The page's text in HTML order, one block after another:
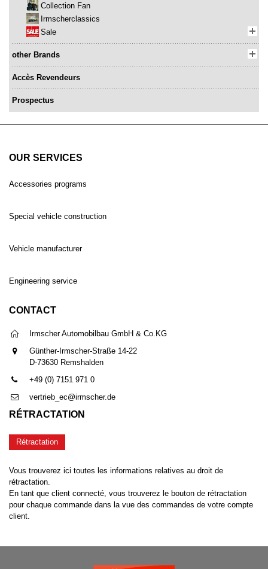
Collection Fan
Irmscherclassics
Sale
other Brands
Accès Revendeurs
Prospectus
OUR SERVICES
Accessories programs
Special vehicle construction
Vehicle manufacturer
Engineering service
CONTACT
Irmscher Automobilbau GmbH & Co.KG
Günther-Irmscher-Straße 14-22
D-73630 Remshalden
+49 (0) 7151 971 0
vertrieb_ec@irmscher.de
RÉTRACTATION
Rétractation
Vous trouverez ici toutes les informations relatives au droit de
rétractation.
En tant que client connecté, vous trouverez le bouton de rétractation
pour chaque commande dans la vue des commandes de votre compte
client.